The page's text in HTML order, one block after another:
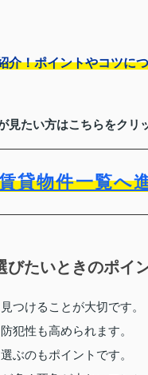
介！ポイントやコツに
見たい方はこちらをクリ
貸物件一覧へ
たいときのポイ
つけることが大切です。
犯性も高められます。
ぶのもポイントです。